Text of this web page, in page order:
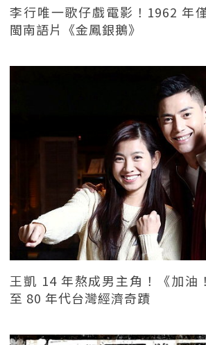
李行唯一歌仔戲電影！1962 年
閩南語片《金鳳銀鵝》
王凱 14 年熬成男主角！《加油
至 80 年代台灣經濟奇蹟